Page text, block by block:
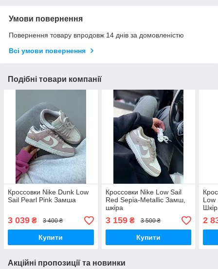
Умови повернення
Повернення товару впродовж 14 днів за домовленістю
Всі умови повернення
Подібні товари компанії
Кроссовки Nike Dunk Low
Sail Pearl Pink Замша
3 039 ₴ 3 400 ₴
Купити
Кроссовки Nike Low Sail
Red Sepia-Metallic Замш,
шкіра
3 159₴ 3 500 ₴
Купити
Low
2
Акційні пропозиції та новинки